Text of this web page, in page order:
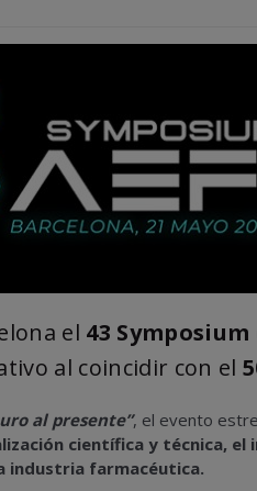
el 43 Symposium
al coincidir con el
al presente”, el evento
científica y técnica, el
industria farmacéutica.